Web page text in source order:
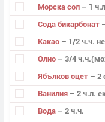
Морска сол – 1
Сода бикарбонат
Какао – 1/2 ч.ч.
Олио – 3/4
Ябълков оцет – 2
Ванилия – 2 ч.л.
Вода – 2 ч.ч.